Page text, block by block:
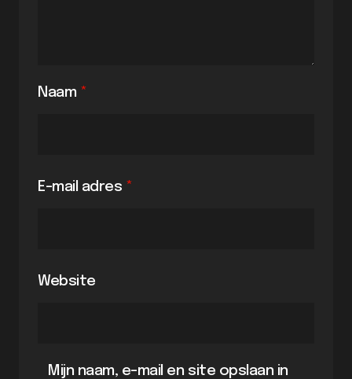
Naam *
E-mail adres *
Website
Mijn naam, e-mail en site opslaan in